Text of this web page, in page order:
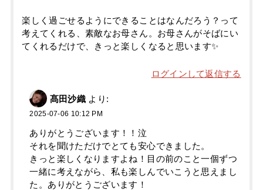
楽しく過ごせるようにできることはなんだろう？って
考えてくれる、素敵なお母さん。お母さんがそばにい
てくれるだけで、きっと楽しくなると思います✨
ログインして返信する
髙田沙織 より:
2025-07-06 10:12 PM
ありがとうございます！！泣
それを聞けただけでとても安心できました。
きっと楽しくなりますよね！目の前のこと一個ずつ
一緒に考えながら、私も楽しんでいこうと思えまし
た。ありがとうございます！